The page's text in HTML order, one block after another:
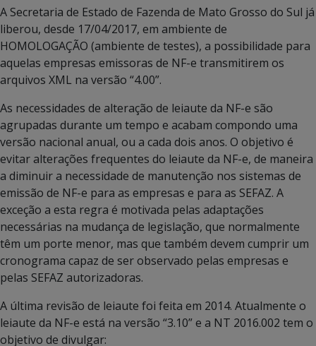
A Secretaria de Estado de Fazenda de Mato Grosso do Sul já
liberou, desde 17/04/2017, em ambiente de
HOMOLOGAÇÃO (ambiente de testes), a possibilidade para
aquelas empresas emissoras de NF-e transmitirem os
arquivos XML na versão “4.00”.
As necessidades de alteração de leiaute da NF-e são
agrupadas durante um tempo e acabam compondo uma
versão nacional anual, ou a cada dois anos. O objetivo é
evitar alterações frequentes do leiaute da NF-e, de maneira
a diminuir a necessidade de manutenção nos sistemas de
emissão de NF-e para as empresas e para as SEFAZ. A
exceção a esta regra é motivada pelas adaptações
necessárias na mudança de legislação, que normalmente
têm um porte menor, mas que também devem cumprir um
cronograma capaz de ser observado pelas empresas e
pelas SEFAZ autorizadoras.
A última revisão de leiaute foi feita em 2014. Atualmente o
leiaute da NF-e está na versão “3.10” e a NT 2016.002 tem o
objetivo de divulgar: